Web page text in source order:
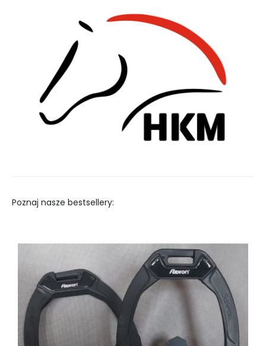
Poznaj nasze bestsellery: